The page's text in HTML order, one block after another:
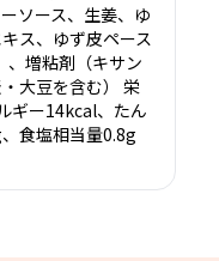
ソース、生姜、ゆ
ス、ゆず皮ペース
、増粘剤（キサン
大豆を含む） 栄
ギー14kcal、たん
食塩相当量0.8g